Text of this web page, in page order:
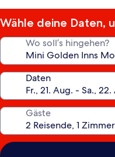
Wähle deine Daten,
Wo soll’s hingehen?
Daten
Gäste